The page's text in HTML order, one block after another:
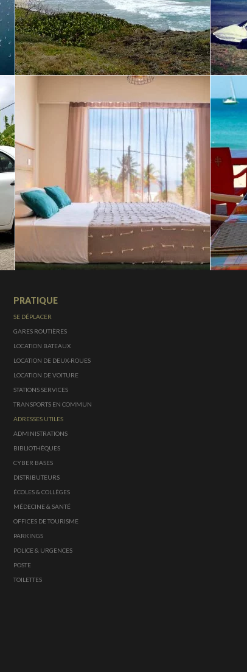
PRATIQUE
SE DÉPLACER
GARES ROUTIÈRES
LOCATION BATEAUX
LOCATION DE DEUX-ROUES
LOCATION DE VOITURE
STATIONS SERVICES
TRANSPORTS EN COMMUN
ADRESSES UTILES
ADMINISTRATIONS
BIBLIOTHÈQUES
CYBER BASES
DISTRIBUTEURS
ÉCOLES & COLLÈGES
MÉDECINE & SANTÉ
OFFICES DE TOURISME
PARKINGS
POLICE & URGENCES
POSTE
TOILETTES